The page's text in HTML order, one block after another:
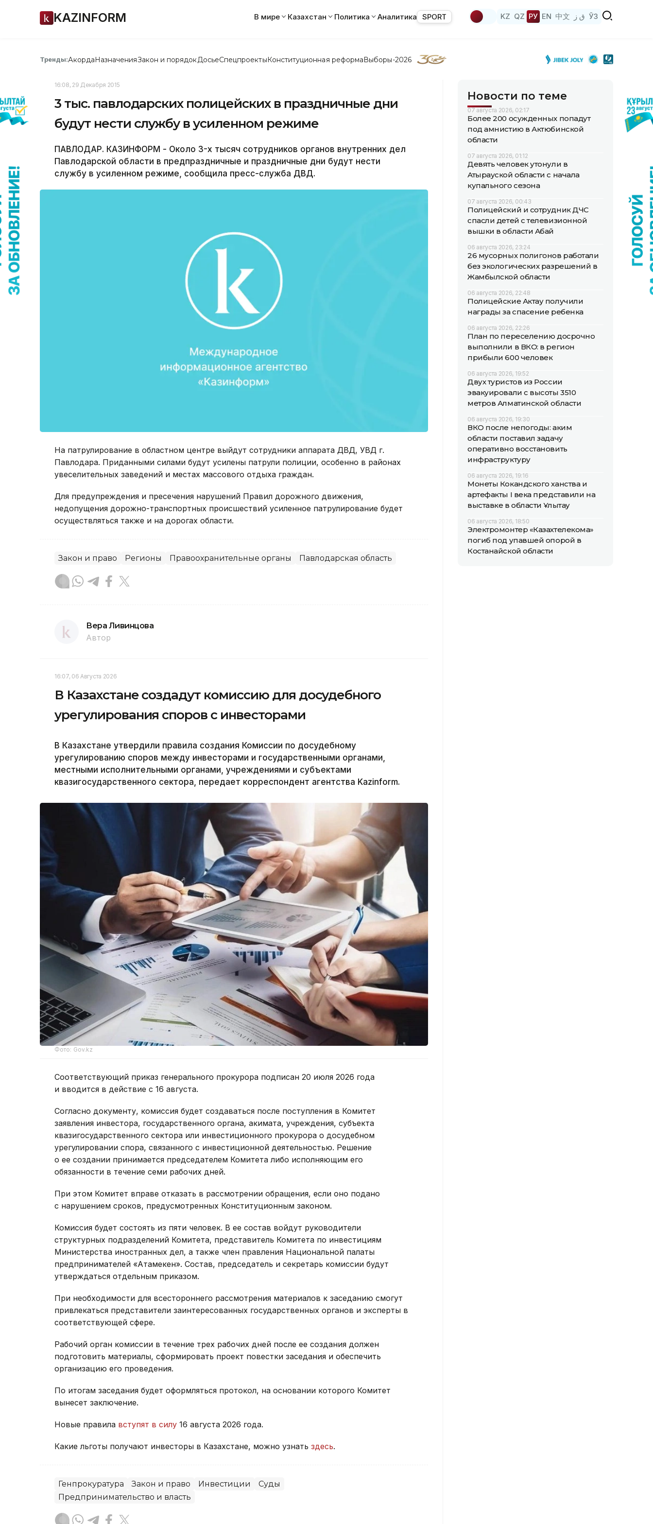
KAZINFORM В мире Казахстан Политика Аналитика SPORT KZ QZ РУ EN 中文 ق ز ЎЗ
Тренды:АкордаНазначенияЗакон и порядок ДосьеСпецпроектыКонституционная реформаВыборы-2026
16:08, 29 Декабря 2015
3 тыс. павлодарских полицейских в праздничные дни
будут нести службу в усиленном режиме
ПАВЛОДАР. КАЗИНФОРМ - Около 3-х тысяч сотрудников органов внутренних дел
Павлодарской области в предпраздничные и праздничные дни будут нести
службу в усиленном режиме, сообщила пресс-служба ДВД.
На патрулирование в областном центре выйдут сотрудники аппарата ДВД, УВД г.
Павлодара. Приданными силами будут усилены патрули полиции, особенно в районах
увеселительных заведений и местах массового отдыха граждан.
Для предупреждения и пресечения нарушений Правил дорожного движения,
недопущения дорожно-транспортных происшествий усиленное патрулирование будет
осуществляться также и на дорогах области.
Закон и право Регионы Правоохранительные органы Павлодарская область
Вера Ливинцова
Автор
16:07, 06 Августа 2026
В Казахстане создадут комиссию для досудебного
урегулирования споров с инвесторами
В Казахстане утвердили правила создания Комиссии по досудебному
урегулированию споров между инвесторами и государственными органами,
местными исполнительными органами, учреждениями и субъектами
квазигосударственного сектора, передает корреспондент агентства Kazinform.
Фото: Gov.kz
Соответствующий приказ генерального прокурора подписан 20 июля 2026 года
и вводится в действие с 16 августа.
Согласно документу, комиссия будет создаваться после поступления в Комитет
заявления инвестора, государственного органа, акимата, учреждения, субъекта
квазигосударственного сектора или инвестиционного прокурора о досудебном
урегулировании спора, связанного с инвестиционной деятельностью. Решение
о ее создании принимается председателем Комитета либо исполняющим его
обязанности в течение семи рабочих дней.
При этом Комитет вправе отказать в рассмотрении обращения, если оно подано
с нарушением сроков, предусмотренных Конституционным законом.
Комиссия будет состоять из пяти человек. В ее состав войдут руководители
структурных подразделений Комитета, представитель Комитета по инвестициям
Министерства иностранных дел, а также член правления Национальной палаты
предпринимателей «Атамекен». Состав, председатель и секретарь комиссии будут
утверждаться отдельным приказом.
При необходимости для всестороннего рассмотрения материалов к заседанию смогут
привлекаться представители заинтересованных государственных органов и эксперты в
соответствующей сфере.
Рабочий орган комиссии в течение трех рабочих дней после ее создания должен
подготовить материалы, сформировать проект повестки заседания и обеспечить
организацию его проведения.
По итогам заседания будет оформляться протокол, на основании которого Комитет
вынесет заключение.
Новые правила вступят в силу 16 августа 2026 года.
Какие льготы получают инвесторы в Казахстане, можно узнать здесь.
Генпрокуратура Закон и право Инвестиции
Суды
Предпринимательство и власть
Новости по теме
07 августа 2026, 02:17
Более 200 осужденных попадут
под амнистию в Актюбинской
области
07 августа 2026, 01:12
Девять человек утонули в
Атырауской области с начала
купального сезона
07 августа 2026, 00:43
Полицейский и сотрудник ДЧС
спасли детей с телевизионной
вышки в области Абай
06 августа 2026, 23:24
26 мусорных полигонов работали
без экологических разрешений в
Жамбылской области
06 августа 2026, 22:48
Полицейские Актау получили
награды за спасение ребенка
06 августа 2026, 22:26
План по переселению досрочно
выполнили в ВКО: в регион
прибыли 600 человек
06 августа 2026, 19:52
Двух туристов из России
эвакуировали с высоты 3510
метров Алматинской области
06 августа 2026, 19:30
ВКО после непогоды: аким
области поставил задачу
оперативно восстановить
инфраструктуру
06 августа 2026, 19:16
Монеты Кокандского ханства и
артефакты I века представили на
выставке в области Ұлытау
06 августа 2026, 18:50
Электромонтер «Казахтелекома»
погиб под упавшей опорой в
Костанайской области